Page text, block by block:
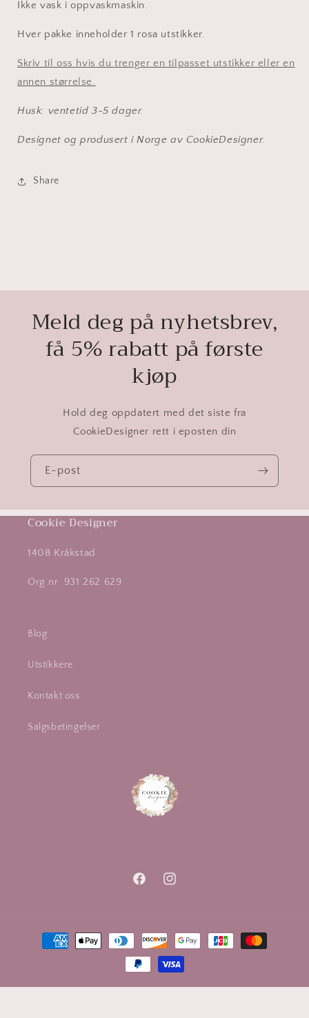
Ikke vask i oppvaskmaskin.
Hver pakke inneholder 1 rosa utstikker.
Skriv til oss hvis du trenger en tilpasset utstikker eller en
annen størrelse.
Husk: ventetid 3-5 dager.
Designet og produsert i Norge av CookieDesigner.
Share
Meld deg på nyhetsbrev,
få 5% rabatt på første
kjøp
Hold deg oppdatert med det siste fra
CookieDesigner rett i eposten din
E-post
Cookie Designer
1408 Kråkstad
Org.nr. 931 262 629
Blog
Utstikkere
Kontakt oss
Salgsbetingelser
FacebookInstagram
Betalingsmåter